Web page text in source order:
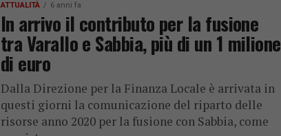
ATTUALITÀ 6 anni fa
In arrivo il contributo per la fusione
tra Varallo e Sabbia, più di un 1 milione
di euro
Dalla Direzione per la Finanza Locale è arrivata in
questi giorni la comunicazione del riparto delle
risorse anno 2020 per la fusione con Sabbia, come